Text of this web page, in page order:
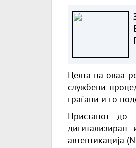
Целта на оваа
службени
граѓани и го
Пристапот до
автентикација